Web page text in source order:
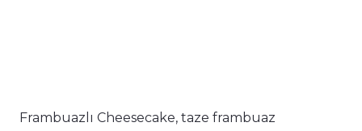
Frambuazlı Cheesecake, taze frambuaz